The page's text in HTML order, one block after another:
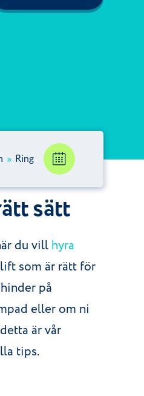
oss, datum efter förfrågan »
sätt
du vill hyra
som är rätt för
på
eller om ni
är vår
tips.